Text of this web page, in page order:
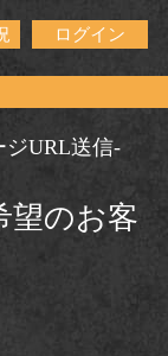
ログイン
ジURL送信-
望のお客